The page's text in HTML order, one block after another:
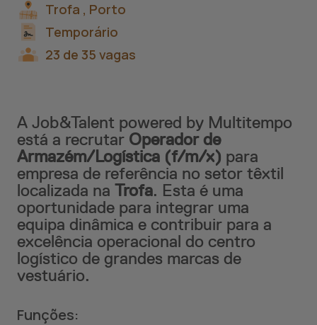
A Job&Talent powered by Multitempo
está a recrutar Operador de
Armazém/Logística (f/m/x) para
empresa de referência no setor têxtil
localizada na Trofa. Esta é uma
oportunidade para integrar uma
equipa dinâmica e contribuir para a
excelência operacional do centro
logístico de grandes marcas de
vestuário.
Funções:
Trofa , Porto
Temporário
23 de 35 vagas